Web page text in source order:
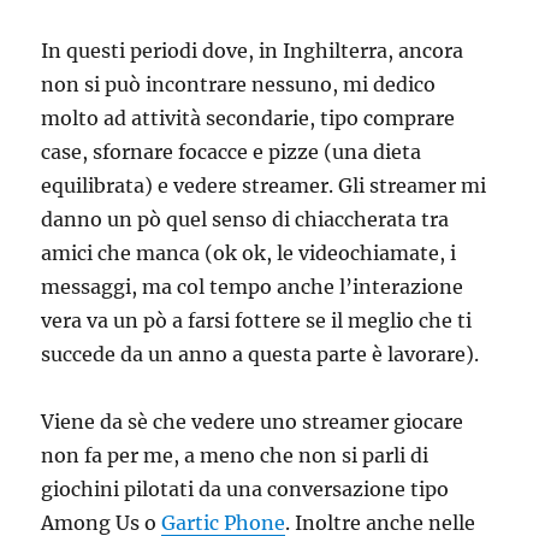
In questi periodi dove, in Inghilterra, ancora
non si può incontrare nessuno, mi dedico
molto ad attività secondarie, tipo comprare
case, sfornare focacce e pizze (una dieta
equilibrata) e vedere streamer. Gli streamer mi
danno un pò quel senso di chiaccherata tra
amici che manca (ok ok, le videochiamate, i
messaggi, ma col tempo anche l’interazione
vera va un pò a farsi fottere se il meglio che ti
succede da un anno a questa parte è lavorare).
Viene da sè che vedere uno streamer giocare
non fa per me, a meno che non si parli di
giochini pilotati da una conversazione tipo
Among Us oGartic Phone. Inoltre anche nelle